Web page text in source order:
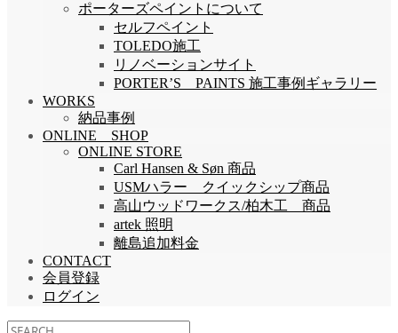
ポーターズペイントについて
セルフペイント
TOLEDO施工
リノベーションサイト
PORTER’S PAINTS 施工事例ギャラリー
WORKS
納品事例
ONLINE SHOP
ONLINE STORE
Carl Hansen & Søn 商品
USMハラー クイックシップ商品
高山ウッドワークス/柏木工 商品
artek 照明
離島追加料金
CONTACT
会員登録
ログイン